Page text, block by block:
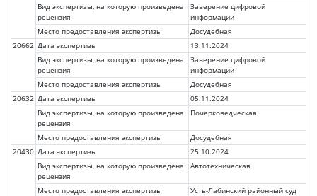
Вид экспертизы, на которую произведена
рецензия
Заверение цифровой
информации
Место предоставления экспертизы
Досудебная
20662 Дата экспертизы
13.11.2024
Вид экспертизы, на которую произведена
рецензия
Заверение цифровой
информации
Место предоставления экспертизы
Досудебная
20632 Дата экспертизы
05.11.2024
Вид экспертизы, на которую произведена
рецензия
Почерковедческая
Место предоставления экспертизы
Досудебная
20430 Дата экспертизы
25.10.2024
Вид экспертизы, на которую произведена
рецензия
Автотехническая
Место предоставления экспертизы
Усть-Лабинский районный суд